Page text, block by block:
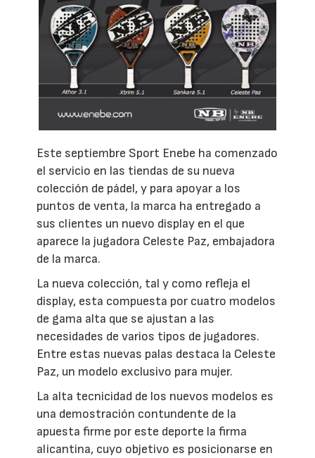
Este septiembre Sport Enebe ha comenzado
el servicio en las tiendas de su nueva
colección de pádel, y para apoyar a los
puntos de venta, la marca ha entregado a
sus clientes un nuevo display en el que
aparece la jugadora Celeste Paz, embajadora
de la marca.
La nueva colección, tal y como refleja el
display, esta compuesta por cuatro modelos
de gama alta que se ajustan a las
necesidades de varios tipos de jugadores.
Entre estas nuevas palas destaca la Celeste
Paz, un modelo exclusivo para mujer.
La alta tecnicidad de los nuevos modelos es
una demostración contundente de la
apuesta firme por este deporte la firma
alicantina, cuyo objetivo es posicionarse en